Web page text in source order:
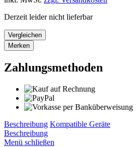
Derzeit leider nicht lieferbar
Vergleichen
Merken
Zahlungsmethoden
Beschreibung Kompatible Geräte
Beschreibung
Menü schließen